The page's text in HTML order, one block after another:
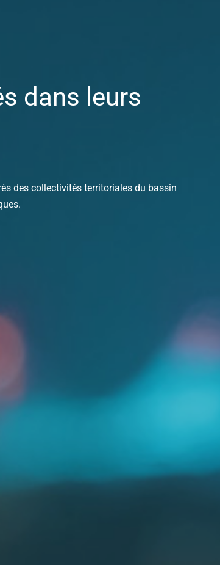
dans leurs
des collectivités territoriales du bassin